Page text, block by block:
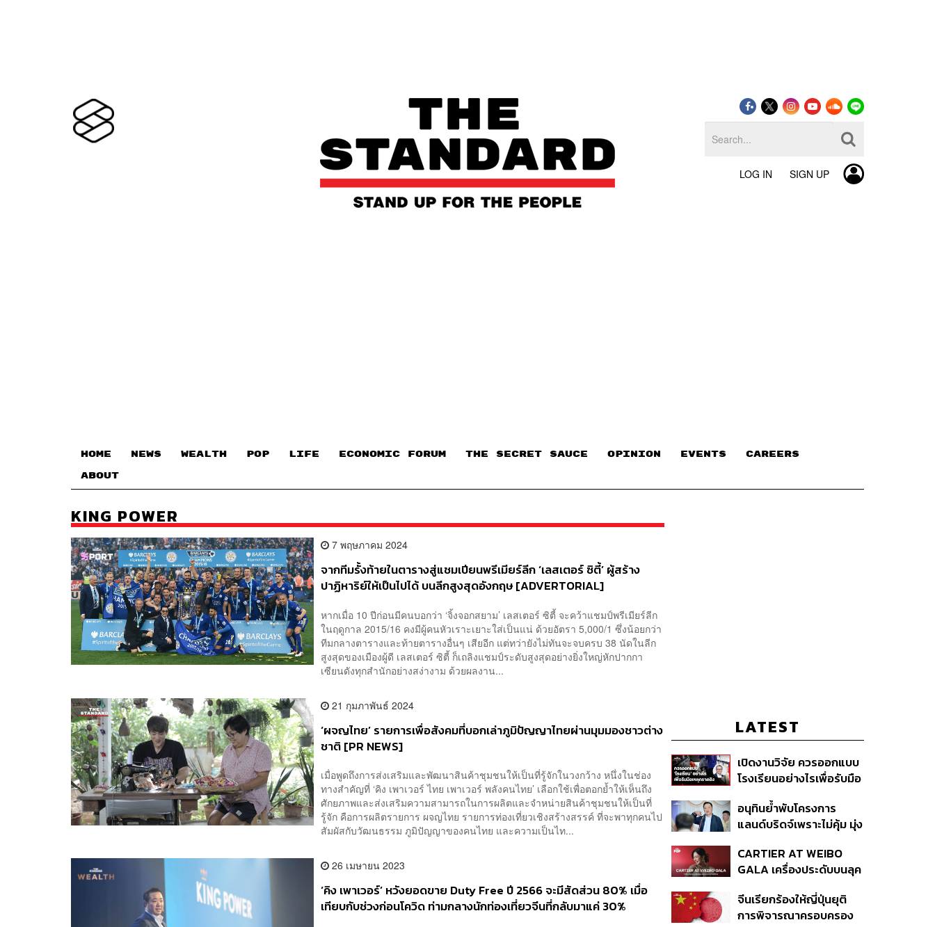
LOG IN SIGN UP
HOME NEWS WEALTH POP LIFE ECONOMIC FORUM THE SECRET SAUCE​ OPINION EVENTS CAREERS
ABOUT
KING POWER
7 พฤษภาคม 2024
จากทีมรั้งท้ายในตารางสู่แชมเปียนพรีเมียร์ลีก ‘เลสเตอร์ ซิตี้’ ผู้สร้าง
ปาฏิหาริย์ให้เป็นไปได้ บนลีกสูงสุดอังกฤษ [ADVERTORIAL]
หากเมื่อ 10 ปีก่อนมีคนบอกว่า ‘จิ้งจอกสยาม’ เลสเตอร์ ซิตี้ จะคว้าแชมป์พรีเมียร์ลีก
ในฤดูกาล 2015/16 คงมีผู้คนหัวเราะเยาะใส่เป็นแน่ ด้วยอัตรา 5,000/1 ซึ่งน้อยกว่า
ทีมกลางตารางและท้ายตารางอื่นๆ เสียอีก แต่ทว่ายังไม่ทันจะจบครบ 38 นัดในลีก
สูงสุดของเมืองผู้ดี เลสเตอร์ ซิตี้ ก็เถลิงแชมป์ระดับสูงสุดอย่างยิ่งใหญ่​หักปากกา
เซียนดังทุกสำนักอย่างสง่างาม ด้วยผลงาน...
21 กุมภาพันธ์ 2024
‘ผจญไทย’ รายการเพื่อสังคมที่บอกเล่าภูมิปัญญาไทยผ่านมุมมองชาวต่าง
ชาติ [PR NEWS]
เมื่อพูดถึงการส่งเสริมและพัฒนาสินค้าชุมชนให้เป็นที่รู้จักในวงกว้าง หนึ่งในช่อง
ทางสำคัญที่ ‘คิง เพาเวอร์ ไทย เพาเวอร์ พลังคนไทย’ เลือกใช้เพื่อตอกย้ำให้เห็นถึง
ศักยภาพและส่งเสริมความสามารถในการผลิตและจำหน่ายสินค้าชุมชนให้เป็นที่
รู้จัก คือการผลิตรายการ ผจญไทย รายการท่องเที่ยวเชิงสร้างสรรค์ ที่จะพาทุกคนไป
สัมผัสกับวัฒนธรรม ภูมิปัญญาของคนไทย และความเป็นไท...
26 เมษายน 2023
‘คิง เพาเวอร์’ หวังยอดขาย Duty Free ปี 2566 จะมีสัดส่วน 80% เมื่อ
เทียบกับช่วงก่อนโควิด ท่ามกลางนักท่องเที่ยวจีนที่กลับมาแค่ 30%
LATEST
เปิดงานวิจัย ควรออกแบบ
โรงเรียนอย่างไรเพื่อรับมือ
อนุทินย้ำพับโครงการ
แลนด์บริดจ์เพราะไม่คุ้ม มุ่ง
รองรับอ่าวไทย-อันดามัน
CARTIER AT WEIBO
GALA เครื่องประดับบนลุค
สำคัญ
จีนเรียกร้องให้ญี่ปุ่นยุติ
การพิจารณาครอบครอง